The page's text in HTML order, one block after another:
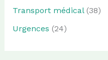
Transport médical(38)
Urgences (24)